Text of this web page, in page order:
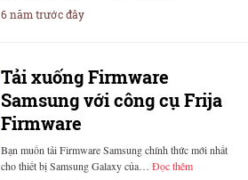
6 năm trước đây
Tải xuống Firmware
Samsung với công cụ Frija
Firmware
Bạn muốn tải Firmware Samsung chính thức mới nhất
cho thiết bị Samsung Galaxy của… Đọc thêm